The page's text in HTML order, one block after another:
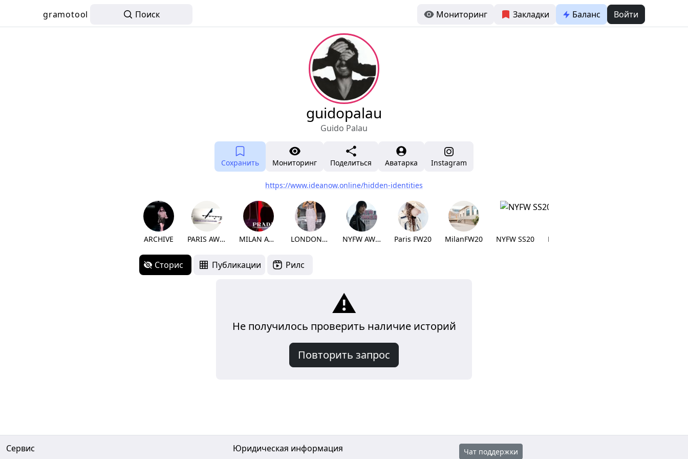
gramotool Поиск Мониторинг Закладки Баланс Войти
guidopalau
Guido Palau
Сохранить Мониторинг Поделиться Аватарка Instagram
https://www.ideanow.online/hidden-identities
ARCHIVE PARIS AW20 MILAN AW20 LONDON AW20 NYFW AW20 Paris FW20 MilanFW20 NYFW SS20
Сторис Публикации Рилс
⚠️
Не получилось проверить наличие историй
Повторить запрос
Сервис Юридическая информация Чат поддержки